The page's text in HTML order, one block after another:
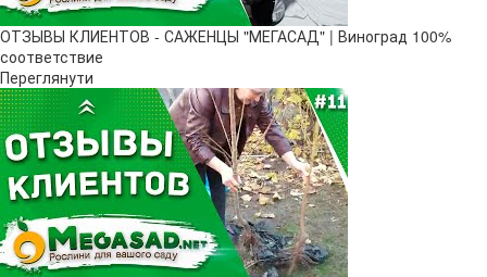
ОТЗЫВЫ КЛИЕНТОВ - САЖЕНЦЫ "МЕГАСАД" | Виноград 100%
соответствие
Переглянути